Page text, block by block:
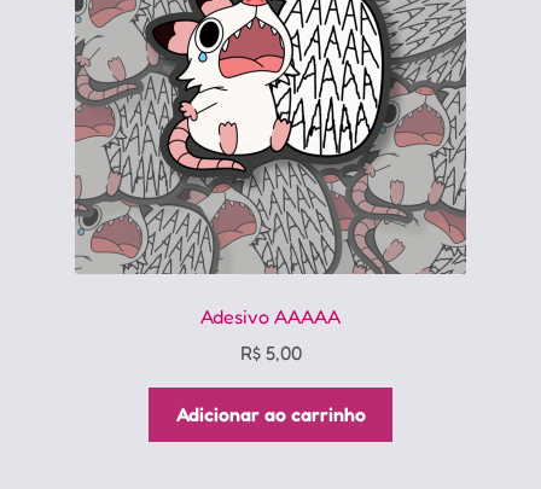
Adesivo AAAAA
R$5,00
Adicionar ao carrinho